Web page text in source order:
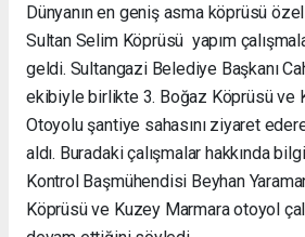
Dünyanın en geniş asma köprüsü
Sultan Selim Köprüsü yapım
geldi. Sultangazi Belediye Başkanı
ekibiyle birlikte 3. Boğaz Köprüsü ve
Otoyolu şantiye sahasını ziyaret
aldı. Buradaki çalışmalar hakkında
Kontrol Başmühendisi Beyhan
Köprüsü ve Kuzey Marmara otoyol